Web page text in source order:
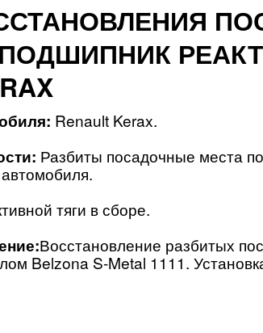
Renault Kerax.
Разбиты посадочные места
тяги в сборе.
Восстановление разбитых
Belzona S-Metal 1111.